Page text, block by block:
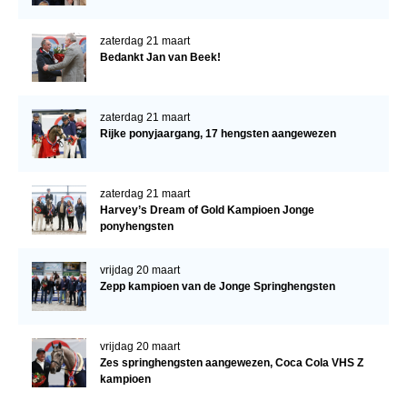
zaterdag 21 maart
Bedankt Jan van Beek!
zaterdag 21 maart
Rijke ponyjaargang, 17 hengsten aangewezen
zaterdag 21 maart
Harvey’s Dream of Gold Kampioen Jonge
ponyhengsten
vrijdag 20 maart
Zepp kampioen van de Jonge Springhengsten
vrijdag 20 maart
Zes springhengsten aangewezen, Coca Cola VHS Z
kampioen